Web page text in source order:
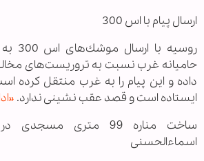
ارسال پیام با اس 300
حامیانه غرب نسبت به تروریست‌های
داده و این پیام را به غرب منتقل كرده
ایستاده است و قصد عقب نشینی ندارد.
ساخت مناره‌ 99 متری
اسماء‌الحسنی